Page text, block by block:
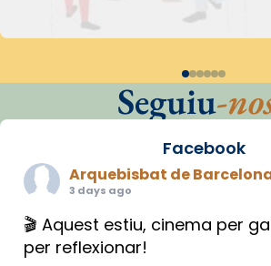
Seguiu-
Facebook
Arquebisbat de
3 days ago
🎬 Aquest estiu, cinema per
per reflexionar!